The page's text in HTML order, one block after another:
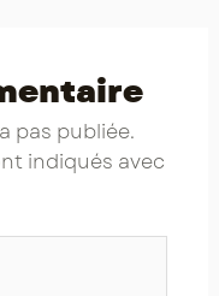
pas publiée.
indiqués avec